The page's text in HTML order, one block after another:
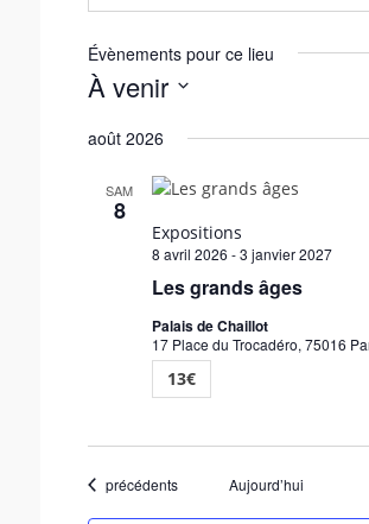
Évènements pour ce lieu
À venir
é
n
d
a
août 2026
SAM
8
8 avril 2026 -3 janvier 2027
Les grands âges
Expositions
Palais de Chaillot
17 Place du Trocadéro, 75016
13€
Évènements
précédents Aujourd’hui